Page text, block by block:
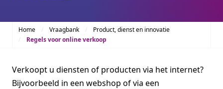
Home Vraagbank
Product, dienst en innovatie
Regels voor online verkoop
Verkoopt u diensten of producten via het internet?
Bijvoorbeeld in een webshop of via een